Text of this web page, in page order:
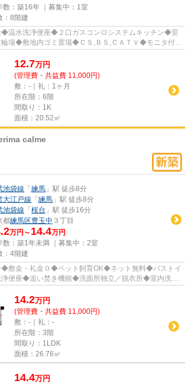
数：築16年 ｜募集中： 1室
：8階建
温水洗浄便座◆２口ガスコンロシステムキッチン◆室
場◆敷地内ゴミ置場◆ＣＳ,ＢＳ,ＣＡＴＶ◆モニタ付オ
◆宅配ＢＯＸ◆...
12.7万円
(管理費・共益費 11,000円)
敷：-｜礼：1ヶ月
所在階：6階
間取り：1K
面積：20.52㎡
calme
池袋線 「 練馬 」駅 徒歩8分
大江戸線 「 練馬 」駅 徒歩8分
池袋線 「 桜台 」駅 徒歩16分
都練馬区豊玉中 ３丁目
万円～ 14.4万円
数：築1年未満 ｜募集中： 2室
：4階建
敷金・礼金０◆ペット飼育OK◆ネット無料◆バストイ
便座◆追い焚き機能◆洗面所独立／脱衣所◆室内洗濯
14.2万円
(管理費・共益費 11,000円)
敷：-｜礼：-
所在階：3階
間取り：1LDK
面積：26.76㎡
14.4万円